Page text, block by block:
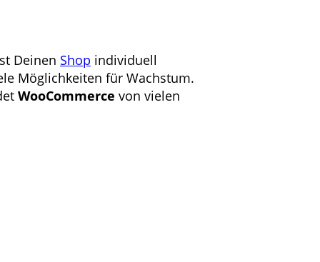
Deinen Shop individuell
Möglichkeiten für Wachstum.
WooCommerce von vielen